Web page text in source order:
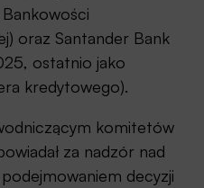
oraz Santander Bank
ostatnio jako
kredytowego).
komitetów
za nadzór nad
decyzji